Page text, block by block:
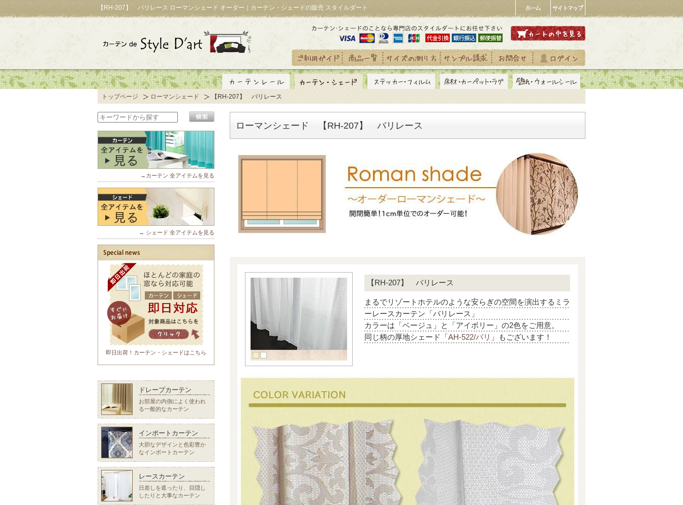
【RH-207】 バリレース ローマンシェード オーダー｜カーテン・シェードの販売 スタイルダート
トップページ ローマンシェード 【RH-207】 バリレース
ローマンシェード 【RH-207】 バリレース
【RH-207】 バリレース
まるでリゾートホテルのような安らぎの空間を演出するミラ
ーレースカーテン「バリレース」
カラーは「ベージュ」と「アイボリー」の2色をご用意。
同じ柄の厚地シェード「 AH-522/バリ 」もございます！
→カーテン 全アイテムを見る
→ シェード 全アイテムを見る
即日出荷！カーテン・シェードはこちら
ドレープカーテン
お部屋の内側によく使われ
る一般的なカーテン
インポートカーテン
大胆なデザインと色彩豊か
なインポートカーテン
レースカーテン
日差しを遮ったり、目隠し
したりと大事なカーテン